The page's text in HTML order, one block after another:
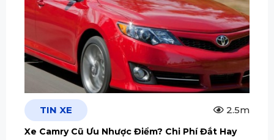
TIN XE 2.5m
Xe Camry Cũ Ưu Nhược Điểm? Chi Phí Đắt Hay